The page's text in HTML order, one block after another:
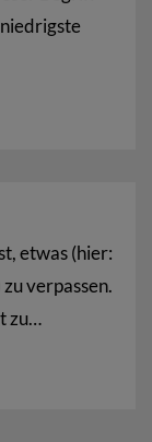
etwas (hier:
verpassen.
zu…